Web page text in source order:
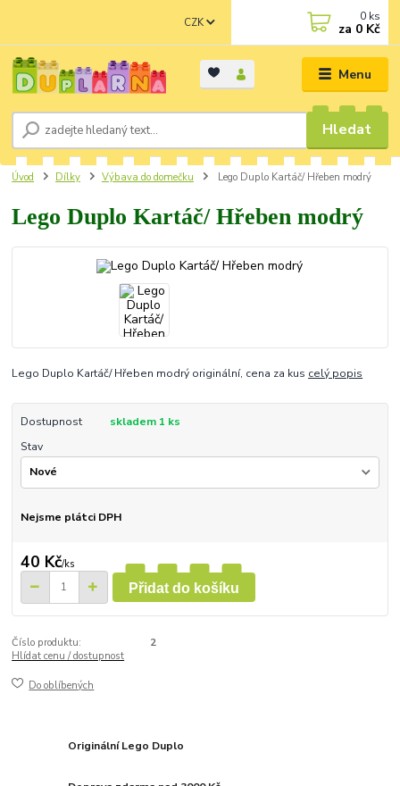
Menu
CZK
Hledat
0 ks
za 0 Kč
Úvod Dílky Výbava do domečku Lego Duplo Kartáč/ Hřeben modrý
Lego Duplo Kartáč/ Hřeben modrý
Lego Duplo Kartáč/ Hřeben modrý originální, cena za kus celý popis
Dostupnost
skladem 1 ks
Stav
Nejsme plátci DPH
40 Kč/ks
Přidat do košíku
Číslo produktu:
2
Hlídat cenu / dostupnost
Do oblíbených
Originální Lego Duplo